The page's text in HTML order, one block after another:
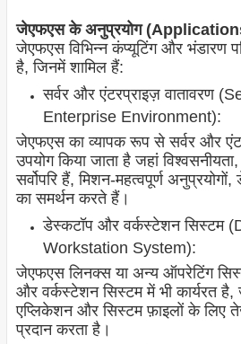
जेएफएस के अनुप्रयोग
जेएफएस विभिन्न कंप्यूटिंग और भंडारण
है, जिनमें शामिल हैं:
सर्वर और एंटरप्राइज़ वातावरण
Enterprise Environment):
जेएफएस का व्यापक रूप से सर्वर और
उपयोग किया जाता है जहां
सर्वोपरि हैं, मिशन-महत्वपूर्ण
का समर्थन करते हैं।
डेस्कटॉप और वर्कस्टेशन सिस्टम
Workstation System):
जेएफएस लिनक्स या अन्य ऑपरेटिंग
और वर्कस्टेशन सिस्टम में भी कार्यरत है,
एप्लिकेशन और सिस्टम फ़ाइलों के लिए
प्रदान करता है।